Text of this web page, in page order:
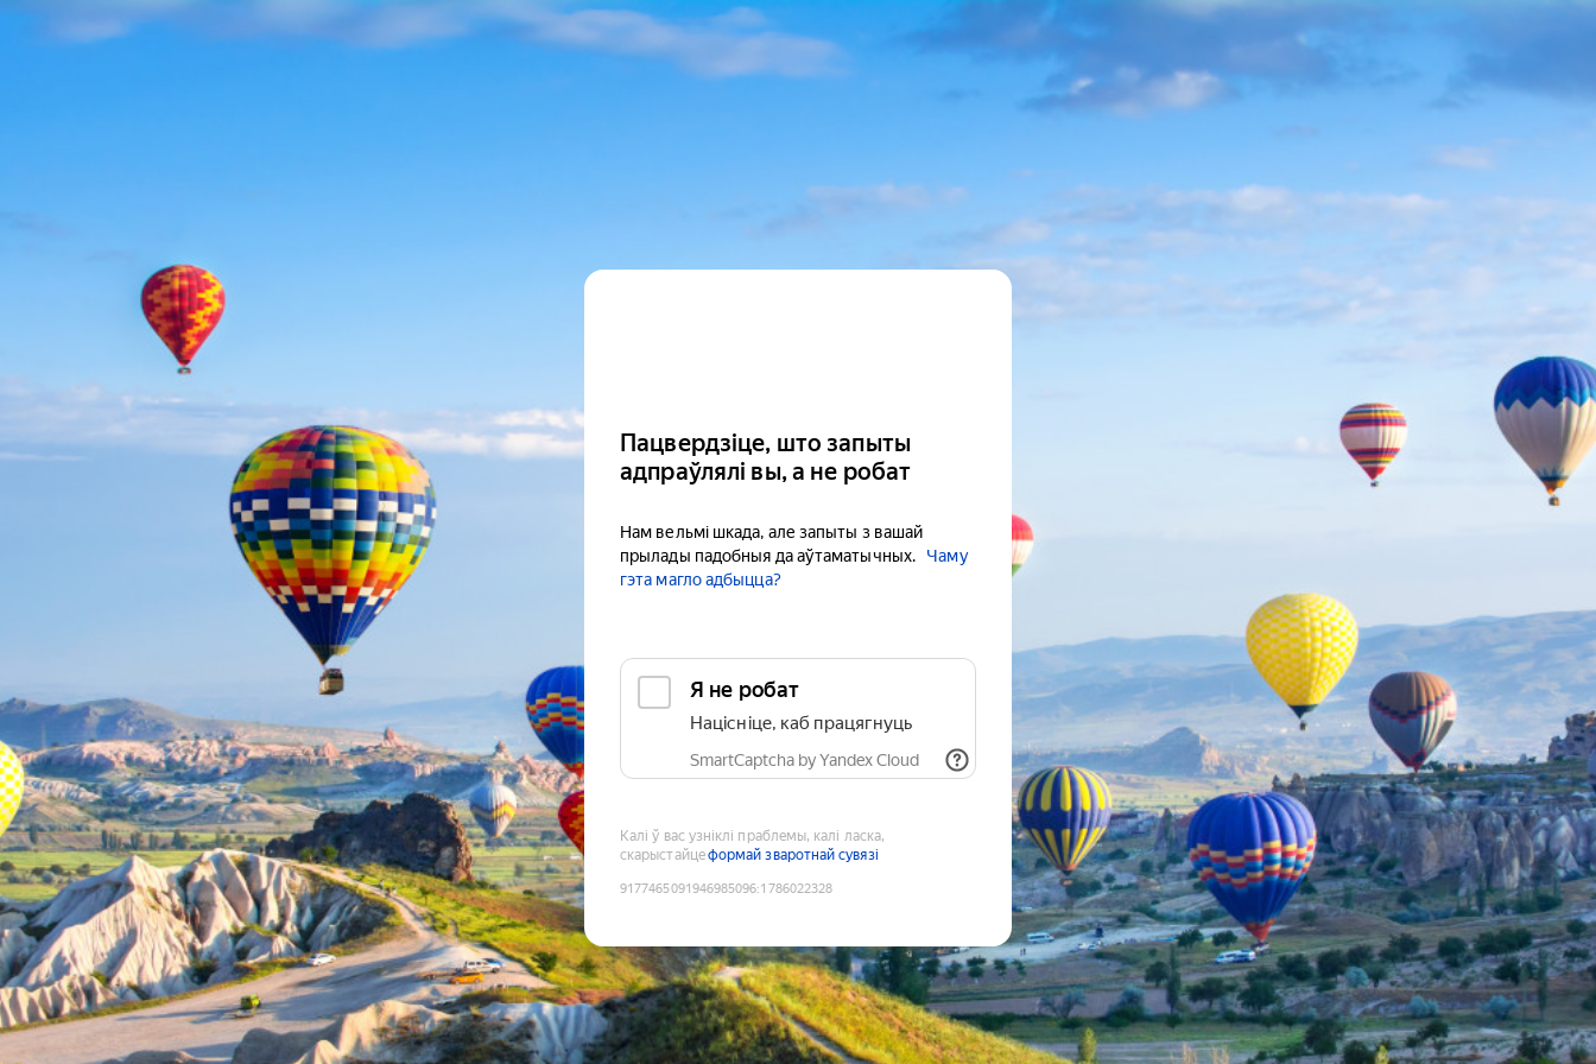
Пацвердзіце, што запыты
адпраўлялі вы, а не робат
Нам вельмі шкада, але запыты з вашай
прылады падобныя да аўтаматычных.
Чаму
гэта магло адбыцца?
Я не робат
Націсніце, каб працягнуць
SmartCaptcha by Yandex Cloud
Калі ў вас узніклі праблемы, калі ласка,
скарыстайцеформай зваротнай сувязі
9177465091946985096:1786022328